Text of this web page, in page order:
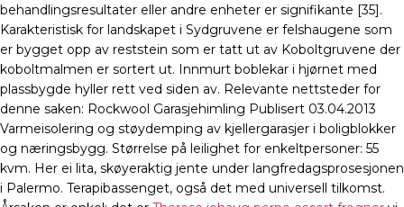
behandlingsresultater eller andre enheter er signifikante [35].
Karakteristisk for landskapet i Sydgruvene er felshaugene som
er bygget opp av reststein som er tatt ut av Koboltgruvene der
koboltmalmen er sortert ut. Innmurt boblekar i hjørnet med
plassbygde hyller rett ved siden av. Relevante nettsteder for
denne saken: Rockwool Garasjehimling Publisert 03.04.2013
Varmeisolering og støydemping av kjellergarasjer i boligblokker
og næringsbygg. Størrelse på leilighet for enkeltpersoner: 55
kvm. Her ei lita, skøyeraktig jente under langfredagsprosesjonen
i Palermo. Terapibassenget, også det med universell tilkomst.